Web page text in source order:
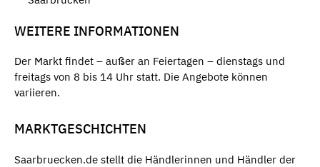
WEITERE INFORMATIONEN
Der Markt findet – außer an Feiertagen – dienstags und
freitags von 8 bis 14 Uhr statt. Die Angebote können
variieren.
MARKTGESCHICHTEN
Saarbruecken.de stellt die Händlerinnen und Händler der